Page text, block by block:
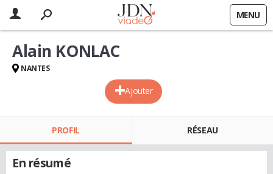
MENU
Ajouter
Alain KONLAC
NANTES
PROFIL RÉSEAU
En résumé